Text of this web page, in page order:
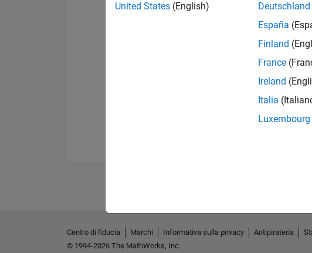
United States (English)
Deutschland
España
Finland
France
Ireland
Italia
Luxembourg
Centro di fiducia Marchi Informativa sulla privacy Antipirateria
© 1994-2026 The MathWorks, Inc.